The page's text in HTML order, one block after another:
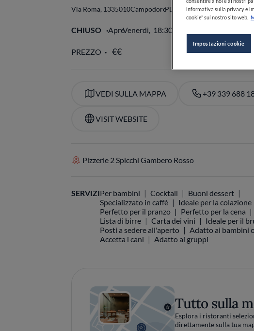
Via Roma, 1335010CampodoroPD Italia
CHIUSO ApreVenerdì, 18:30-24:00
PREZZO
VEDI SULLA MAPPA +39 339 688
VISIT WEBSITE
Pizzerie 2 Spicchi Gambero Rosso
SERVIZIPer bambini Cocktail
Buoni dessert
Specializzato in caffè
Ideale per la colazione
Perfetto per il pranzo
Perfetto per la cena
Lista di birre
Carta dei vini
Ideale per il
Posti a sedere all'aperto
Adatto ai bambini
Accetta i cani
Adatto ai gruppi
Tutto sulla
Esplora i ristoranti
direttamente sulla tua
informativa sulla privacy e
cookie" sul nostro sito web.
Impostazioni cookie